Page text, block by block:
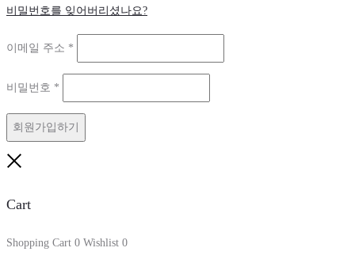
비밀번호를 잊어버리셨나요?
이메일 주소 *
목
비밀번호 *
항
회원가입하기
Cart
Shopping Cart 0 Wishlist 0